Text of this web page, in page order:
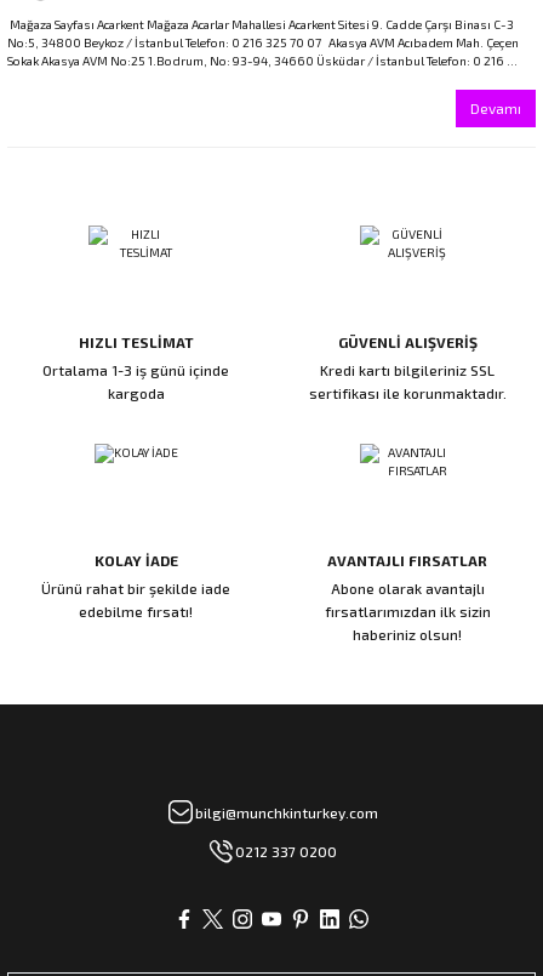
Mağaza Sayfası Acarkent Mağaza Acarlar Mahallesi Acarkent Sitesi 9. Cadde Çarşı Binası C-3
No:5, 34800 Beykoz / İstanbul Telefon: 0 216 325 70 07 Akasya AVM Acıbadem Mah. Çeçen
Sokak Akasya AVM No:25 1.Bodrum, No: 93-94, 34660 Üsküdar / İstanbul Telefon: 0 216 ...
Devamı
HIZLI TESLİMAT
Ortalama 1-3 iş günü içinde
kargoda
GÜVENLİ ALIŞVERİŞ
Kredi kartı bilgileriniz SSL
sertifikası ile korunmaktadır.
KOLAY İADE
Ürünü rahat bir şekilde iade
edebilme fırsatı!
AVANTAJLI FIRSATLAR
Abone olarak avantajlı
fırsatlarımızdan ilk sizin
haberiniz olsun!
bilgi@munchkinturkey.com
0212 337 0200